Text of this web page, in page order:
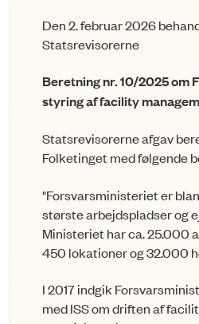
Den 2. februar 2026
Statsrevisorerne
Beretning nr. 10/2025 om
styring af facility
Statsrevisorerne afgav
Folketinget med følgende
"Forsvarsministeriet er
største arbejdspladser og
Ministeriet har ca. 25.000
450 lokationer og 32.000
I 2017 indgik
med ISS om driften af